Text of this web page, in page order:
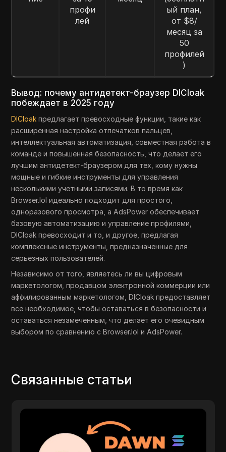
профи
лей
ый план,
от $8/
месяц за
50
профилей
)
Вывод: почему антидетект-браузер DICloak
побеждает в 2025 году
DICloak предлагает превосходные функции, такие как
расширенная настройка отпечатков пальцев,
интеллектуальная автоматизация, совместная работа в
команде и повышенная безопасность, что делает его
лучшим антидетект-браузером для тех, кому нужны
мощные и гибкие инструменты для управления
несколькими учетными записями. В то время как
Browser.lol идеально подходит для простого,
одноразового просмотра, а AdsPower обеспечивает
базовую автоматизацию и управление профилями,
DICloak превосходит и то, и другое, предлагая
комплексные инструменты, предназначенные для
серьезных пользователей.
Независимо от того, являетесь ли вы цифровым
маркетологом, продавцом электронной коммерции или
аффилированным маркетологом, DICloak предоставляет
все необходимое, чтобы оставаться в безопасности и
оставаться незамеченным, что делает его очевидным
выбором по сравнению с Browser.lol и AdsPower.
Связанные статьи